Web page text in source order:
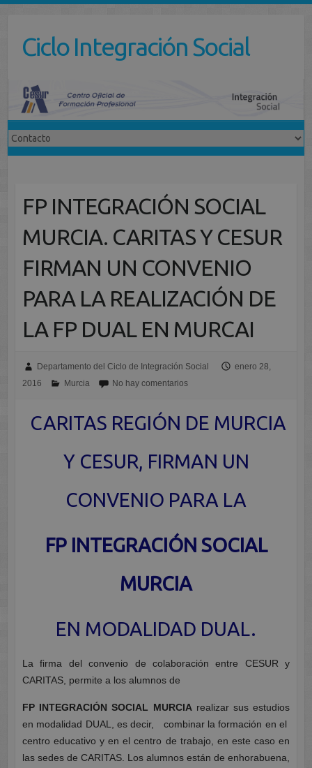
contenidoCiclo Integración Social
FP INTEGRACIÓN SOCIAL
MURCIA. CARITAS Y CESUR
FIRMAN UN CONVENIO
PARA LA REALIZACIÓN DE
LA FP DUAL EN MURCAI
Departamento del Ciclo de Integración Social
enero 28,
2016
Murcia No hay comentarios
CARITAS REGIÓN DE MURCIA
Y CESUR, FIRMAN UN
CONVENIO PARA LA
FP INTEGRACIÓN SOCIAL
MURCIA
EN MODALIDAD DUAL.
La firma del convenio de colaboración entre CESUR y
CARITAS, permite a los alumnos de
FP INTEGRACIÓNSOCIAL MURCIArealizar sus estudios
en modalidad DUAL, es decir, combinar la formación en el
centro educativo y en el centro de trabajo, en este caso en
las sedes de CARITAS. Los alumnos están de enhorabuena,